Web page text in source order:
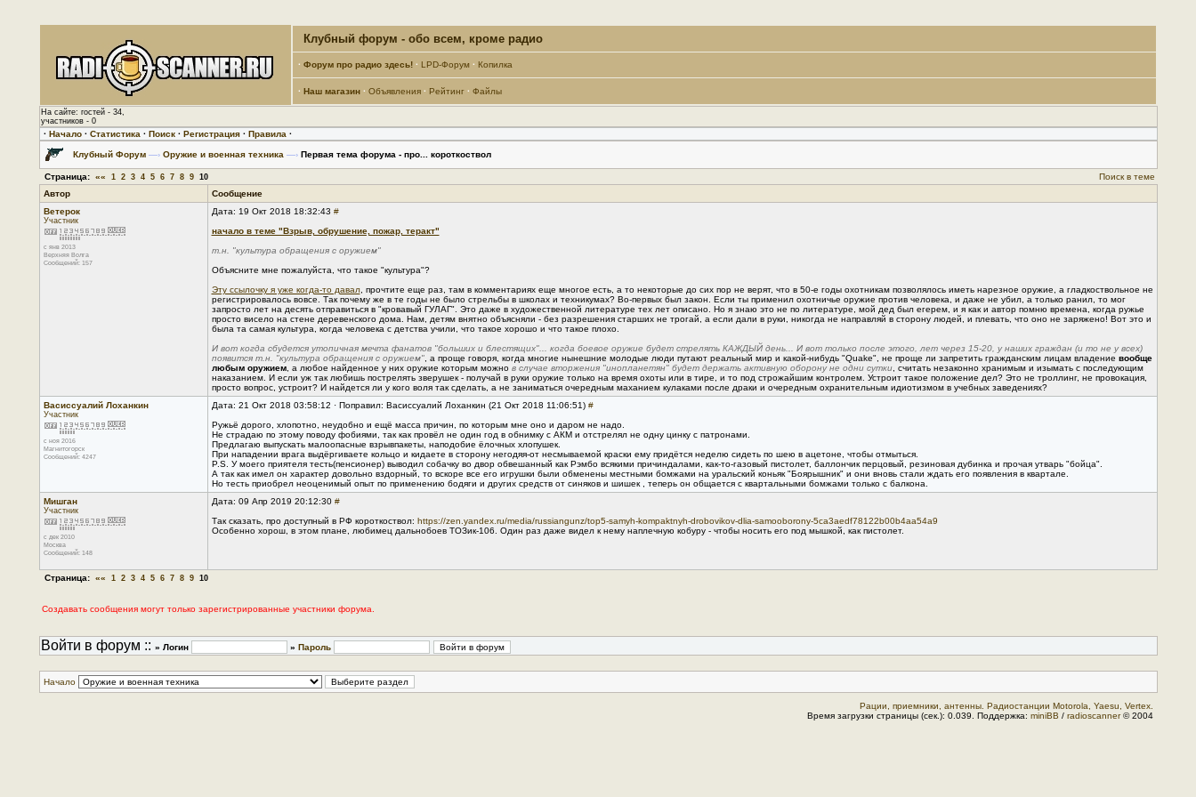
Клубный форум - обо всем, кроме радио
· Форум про радио здесь! · LPD-Форум · Копилка
· Наш магазин · Объявления · Рейтинг · Файлы
На сайте: гостей - 34,
участников - 0
· Начало· Статистика · Поиск· Регистрация· Правила ·
Клубный Форум —› Оружие и военная техника —›Первая тема форума - про... короткоствол
Страница: «« 1 2 3 4 5 6 7 8 9 10
Поиск в теме
Автор
Сообщение
Ветерок
Участник
с янв 2013
Верхняя Волга
Сообщений: 157
Дата: 19 Окт 2018 18:32:43 #
начало в теме "Взрыв, обрушение, пожар, теракт"
т.н. "культура обращения с оружием"
Объясните мне пожалуйста, что такое "культура"?
Эту ссылочку я уже когда-то давал, прочтите еще раз, там в комментариях еще многое есть, а то некоторые до сих пор не верят, что в 50-е годы охотникам позволялось иметь нарезное оружие, а гладкоствольное не
регистрировалось вовсе. Так почему же в те годы не было стрельбы в школах и техникумах? Во-первых был закон. Если ты применил охотничье оружие против человека, и даже не убил, а только ранил, то мог
запросто лет на десять отправиться в "кровавый ГУЛАГ". Это даже в художественной литературе тех лет описано. Но я знаю это не по литературе, мой дед был егерем, и я как и автор помню времена, когда ружье
просто висело на стене деревенского дома. Нам, детям внятно объясняли - без разрешения старших не трогай, а если дали в руки, никогда не направляй в сторону людей, и плевать, что оно не заряжено! Вот это и
была та самая культура, когда человека с детства учили, что такое хорошо и что такое плохо.
И вот когда сбудется утопичная мечта фанатов "больших и блестящих"... когда боевое оружие будет стрелять КАЖДЫЙ день... И вот только после этого, лет через 15-20, у наших граждан (и то не у всех)
появится т.н. "культура обращения с оружием", а проще говоря, когда многие нынешние молодые люди путают реальный мир и какой-нибудь "Quake", не проще ли запретить гражданским лицам владение вообще
любым оружием, а любое найденное у них оружие которым можно в случае вторжения "инопланетян" будет держать активную оборону не одни сутки, считать незаконно хранимым и изымать с последующим
наказанием. И если уж так любишь пострелять зверушек - получай в руки оружие только на время охоты или в тире, и то под строжайшим контролем. Устроит такое положение дел? Это не троллинг, не провокация,
просто вопрос, устроит? И найдется ли у кого воля так сделать, а не заниматься очередным маханием кулаками после драки и очередным охранительным идиотизмом в учебных заведениях?
Васиссуалий Лоханкин
Участник
с ноя 2016
Магнитогорск
Сообщений: 4247
Дата: 21 Окт 2018 03:58:12 · Поправил: Васиссуалий Лоханкин (21 Окт 2018 11:06:51) #
Ружьё дорого, хлопотно, неудобно и ещё масса причин, по которым мне оно и даром не надо.
Не страдаю по этому поводу фобиями, так как провёл не один год в обнимку с АКМ и отстрелял не одну цинку с патронами.
Предлагаю выпускать малоопасные взрывпакеты, наподобие ёлочных хлопушек.
При нападении врага выдёргиваете кольцо и кидаете в сторону негодяя-от несмываемой краски ему придётся неделю сидеть по шею в ацетоне, чтобы отмыться.
P.S. У моего приятеля тесть(пенсионер) выводил собачку во двор обвешанный как Рэмбо всякими причиндалами, как-то-газовый пистолет, баллончик перцовый, резиновая дубинка и прочая утварь "бойца".
А так как имел он характер довольно вздорный, то вскоре все его игрушки были обменены местными бомжами на уральский коньяк "Боярышник" и они вновь стали ждать его появления в квартале.
Но тесть приобрел неоценимый опыт по применению бодяги и других средств от синяков и шишек , теперь он общается с квартальными бомжами только с балкона.
Мишган
Участник
с дек 2010
Москва
Сообщений: 148
Дата: 09 Апр 2019 20:12:30 #
Так сказать, про доступный в РФ короткоствол: https://zen.yandex.ru/media/russiangunz/top5-samyh-kompaktnyh-drobovikov-dlia-samooborony-5ca3aedf78122b00b4aa54a9
Особенно хорош, в этом плане, любимец дальнобоев ТОЗик-106. Один раз даже видел к нему наплечную кобуру - чтобы носить его под мышкой, как пистолет.
Страница: «« 1 2 3 4 5 6 7 8 9 10
Создавать сообщения могут только зарегистрированные участники форума.
Войти в форум :: » Логин » Пароль
Начало
Рации, приемники, антенны. Радиостанции Motorola, Yaesu, Vertex.
Время загрузки страницы (сек.): 0.039. Поддержка: miniBB / radioscanner© 2004